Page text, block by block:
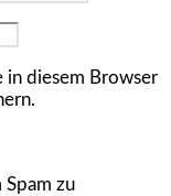
in diesem Browser
zu